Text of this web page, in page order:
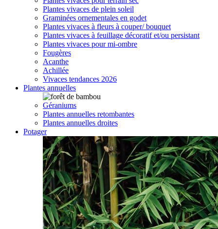
Plantes vivaces de plein soleil
Graminées ornementales en godet
Plantes vivaces à fleurs à couper/ bouquet
Plantes vivaces à feuillage décoratif et/ou persistant
Plantes vivaces pour mi-ombre
Fougères
Acanthe
Achillée
Vivaces tendances 2026
Plantes annuelles
Géraniums
Plantes annuelles retombantes
Plantes annuelles droites
Potager